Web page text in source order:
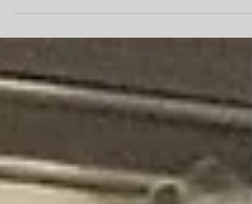
Que ce soit dans la sphère familiale ou